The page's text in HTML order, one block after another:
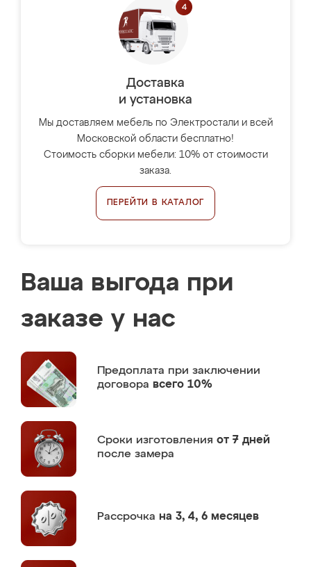
Доставка
и установка
Мы доставляем мебель по Электростали и всей
Московской области бесплатно!
Стоимость сборки мебели: 10% от стоимости
заказа.
ПЕРЕЙТИ В КАТАЛОГ
Ваша выгода при
заказе у нас
Предоплата при заключении
договора всего 10%
Сроки изготовления от 7 дней
после замера
Рассрочка на 3, 4, 6 месяцев